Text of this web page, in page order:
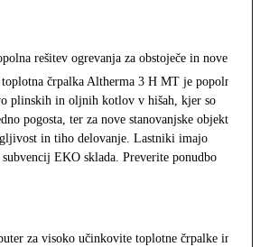
rešitev ogrevanja za obstoječe in nove
črpalka Altherma 3 H MT je popolna
plinskih in oljnih kotlov v hišah, kjer so
pogosta, ter za nove stanovanjske objekte.
in tiho delovanje. Lastniki imajo
EKO sklada. Preverite ponudbo
za visoko učinkovite toplotne črpalke in